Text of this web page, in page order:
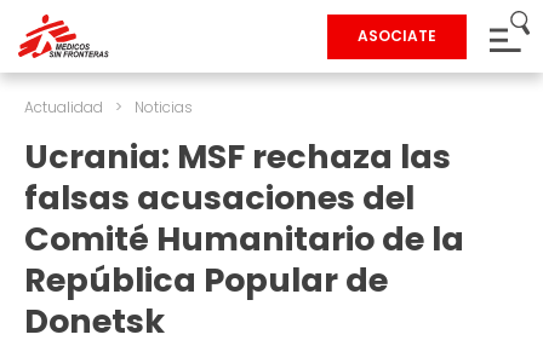
ASOCIATE
Actualidad > Noticias
Ucrania: MSF rechaza las
falsas acusaciones del
Comité Humanitario de la
República Popular de
Donetsk